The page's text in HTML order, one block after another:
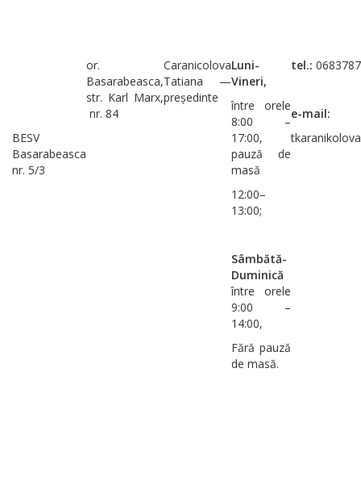
BESV
Basarabeasca
nr. 5/3
or.
Basarabeasca,
str. Karl Marx,
nr. 84
Caranicolova
Tatiana —
președinte
Luni-
Vineri,
între orele
8:00 –
17:00,
pauză de
masă
12:00–
13:00;
Sâmbătă-
Duminică
între orele
9:00 –
14:00,
Fără pauză
de masă.
tel.:
e-mail: